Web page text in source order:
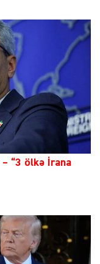
– “3 ölkə İrana